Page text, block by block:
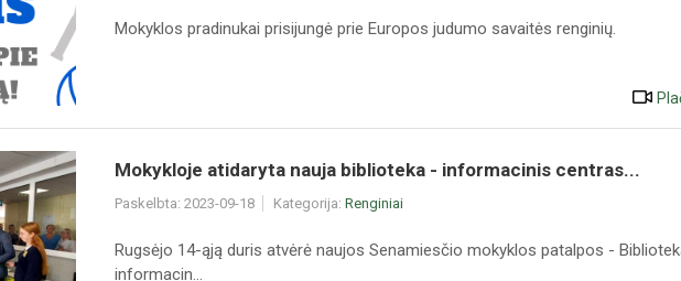
Mokyklos pradinukai prisijungė prie Europos judumo savaitės renginių.
Mokykloje atidaryta nauja biblioteka - informacinis centras...
Paskelbta: 2023-09-18 Kategorija: Renginiai
Rugsėjo 14-ąją duris atvėrė naujos Senamiesčio mokyklos patalpos -
informacin...